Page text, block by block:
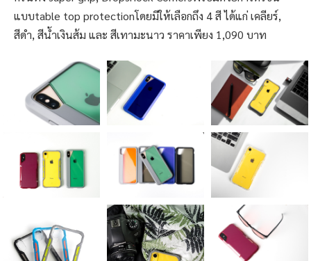
แบบtable top protectionโดยมีให้เลือกถึง 4 สี ได้แก่ เคลียร์,
สีดำ, สีน้ำเงินส้ม และ สีเทามะนาว ราคาเพียง 1,090 บาท